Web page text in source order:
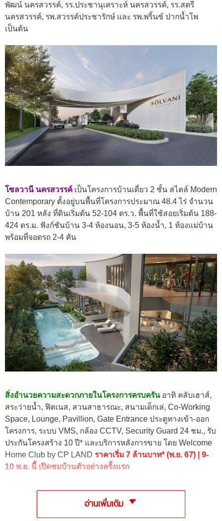
พัฒน์ นครสวรรค์, รร.ประชานุเคราะห์ นครสวรรค์, รร.สตรี
นครสวรรค์, รพ.สวรรค์ประชารักษ์ และ รพ.พริ้นซ์ ปากน้ำโพ
เป็นต้น
โซลวานี นครสวรรค์ เป็นโครงการบ้านเดี่ยว 2 ชั้น สไตล์ Modern
Contemporary ตั้งอยู่บนพื้นที่โครงการประมาณ 48.4 ไร่ จำนวน
บ้าน 201 หลัง ที่ดินเริ่มต้น 52-104 ตร.ว. พื้นที่ใช้สอยเริ่มต้น 188-
424 ตร.ม. ฟังก์ชันบ้าน 3-4 ห้องนอน, 3-5 ห้องน้ำ, 1 ห้องแม่บ้าน
พร้อมที่จอดรถ 2-4 คัน
สิ่งอำนวยความสะดวกภายในโครงการครบครัน อาทิ คลับเฮาส์,
สระว่ายน้ำ, ฟิตเนส, สวนสาธารณะ, สนามเด็กเล่, Co-Working
Space, Lounge, Pavillion, Gate Entrance ประตูทางเข้า-ออก
โครงการ, ระบบ VMS, กล้อง CCTV, Security Guard 24 ชม., รับ
ประกันโครงสร้าง 10 ปี* และบริการหลังการขาย โดย Welcome
Home Club by CP LAND ราคาเริ่ม 7 ล้านบาท* (พ.ย. 67) | 9-
10 พ.ย. นี้ เปิดชมบ้านตัวอย่างครั้งแรก
อ่านเพิ่มเติม